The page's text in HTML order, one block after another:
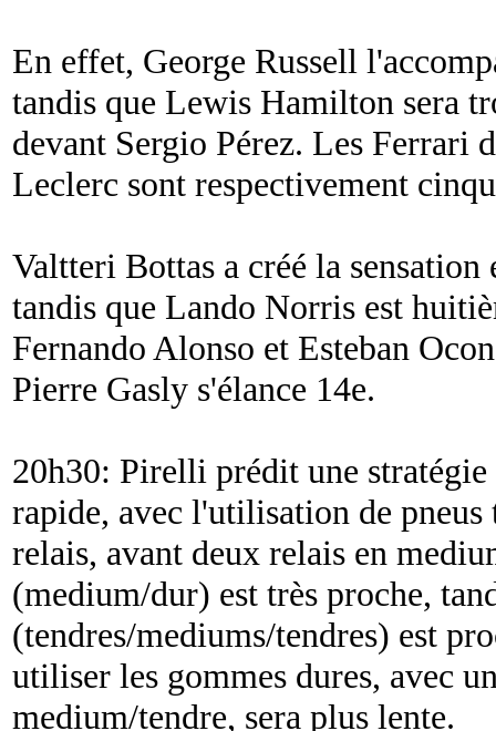
En effet, George Russell
tandis que Lewis Hamilton sera
devant Sergio Pérez. Les Ferrari
Leclerc sont respectivement
Valtteri Bottas a créé la
tandis que Lando Norris est
Fernando Alonso et Esteban
Pierre Gasly s'élance 14e.
20h30: Pirelli prédit une
rapide, avec l'utilisation de pneus
relais, avant deux relais en
(medium/dur) est très proche,
(tendres/mediums/tendres) est
utiliser les gommes dures, avec
medium/tendre, sera plus lente.